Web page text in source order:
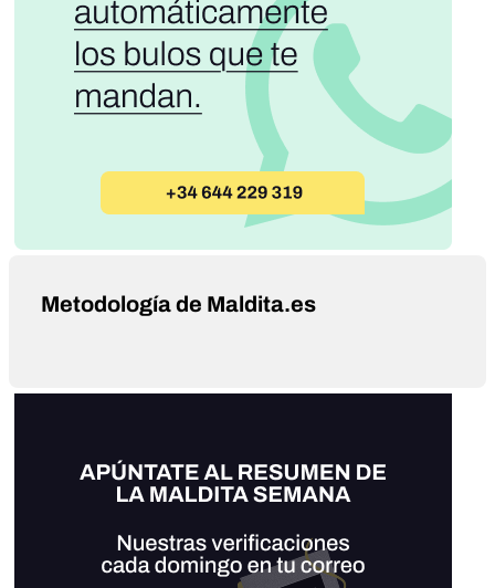
Metodología de Maldita.es